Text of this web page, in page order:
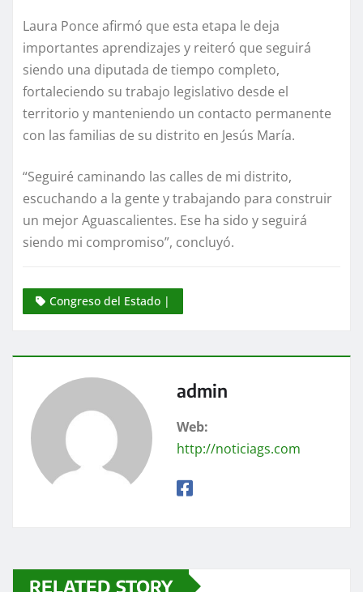
Laura Ponce afirmó que esta etapa le deja
importantes aprendizajes y reiteró que seguirá
siendo una diputada de tiempo completo,
fortaleciendo su trabajo legislativo desde el
territorio y manteniendo un contacto permanente
con las familias de su distrito en Jesús María.
“Seguiré caminando las calles de mi distrito,
escuchando a la gente y trabajando para construir
un mejor Aguascalientes. Ese ha sido y seguirá
siendo mi compromiso”, concluyó.
Congreso del Estado |
admin
Web:
http://noticiags.com
RELATED STORY